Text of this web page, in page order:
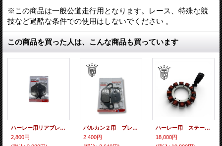
※この商品は一般公道走行用となります。レース、特殊な競
技など過酷な条件での使用はしないでください 。
この商品を買った人は、こんな商品も買っています
ハーレー用リアブレーキパッド
2,800円
バルカン２用 ブレーキパッド
2,400円
ハーレー用 ステーターコイル
18,000円